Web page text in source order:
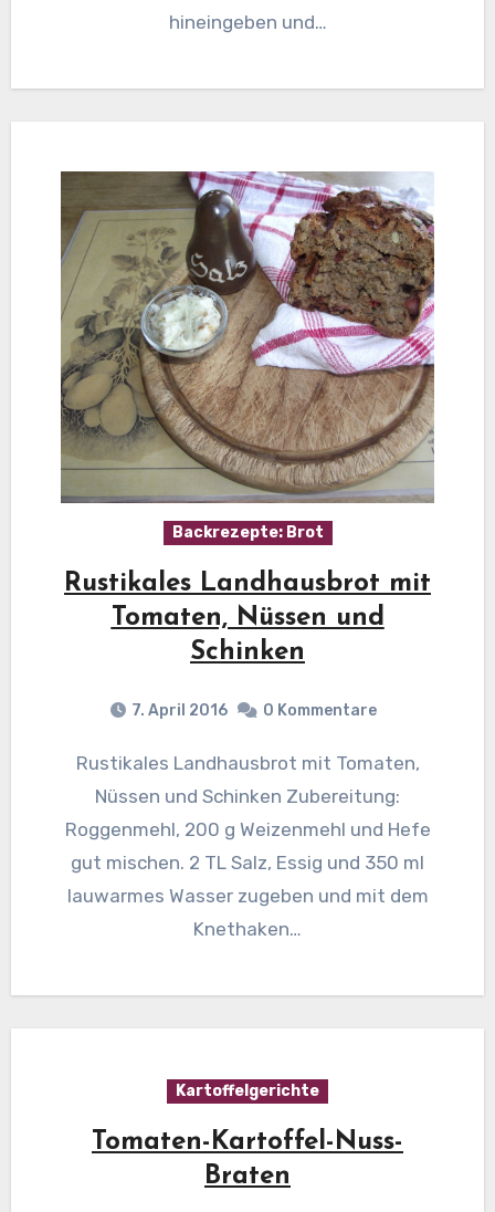
hineingeben und…
Backrezepte: Brot
Rustikales Landhausbrot mit
Tomaten, Nüssen und
Schinken
7. April 2016 0 Kommentare
Rustikales Landhausbrot mit Tomaten,
Nüssen und Schinken Zubereitung:
Roggenmehl, 200 g Weizenmehl und Hefe
gut mischen. 2 TL Salz, Essig und 350 ml
lauwarmes Wasser zugeben und mit dem
Knethaken…
Kartoffelgerichte
Tomaten-Kartoffel-Nuss-
Braten